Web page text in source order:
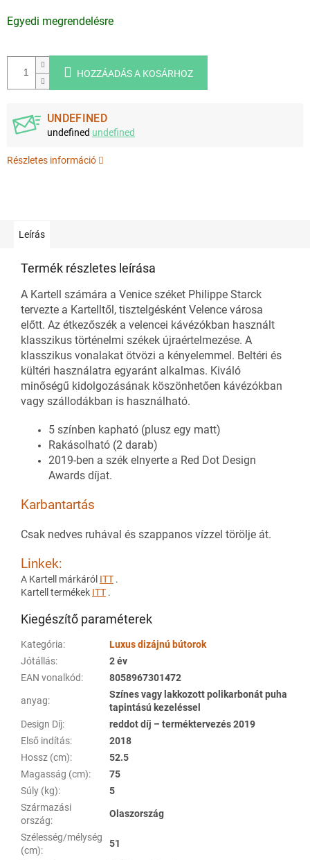
Egyedi megrendelésre
HOZZÁADÁS A KOSÁRHOZ
UNDEFINED
undefined undefined
Részletes információ
Leírás
Termék részletes leírása
A Kartell számára a Venice széket Philippe Starck
tervezte a Kartelltől, tisztelgésként Velence városa
előtt. Az étkezőszék a velencei kávézókban használt
klasszikus történelmi székek újraértelmezése. A
klasszikus vonalakat ötvözi a kényelemmel. Beltéri és
kültéri használatra egyaránt alkalmas. Kiváló
minőségű kidolgozásának köszönhetően kávézókban
vagy szállodákban is használható.
5 színben kapható (plusz egy matt)
Rakásolható (2 darab)
2019-ben a szék elnyerte a Red Dot Design
Awards díjat.
Karbantartás
Csak nedves ruhával és szappanos vízzel törölje át.
Linkek:
A Kartell márkáról ITT .
Kartell termékek ITT .
Kiegészítő paraméterek
Kategória:
Luxus dizájnú bútorok
Jótállás:
2 év
EAN vonalkód: 8058967301472
anyag:
Színes vagy lakkozott polikarbonát puha
tapintású kezeléssel
Design Díj:
reddot díj – terméktervezés 2019
Első indítás:
2018
Hossz (cm):
52.5
Magasság (cm):
75
Súly (kg):
5
Származási
ország:
Olaszország
Szélesség/mélység
(cm):
51